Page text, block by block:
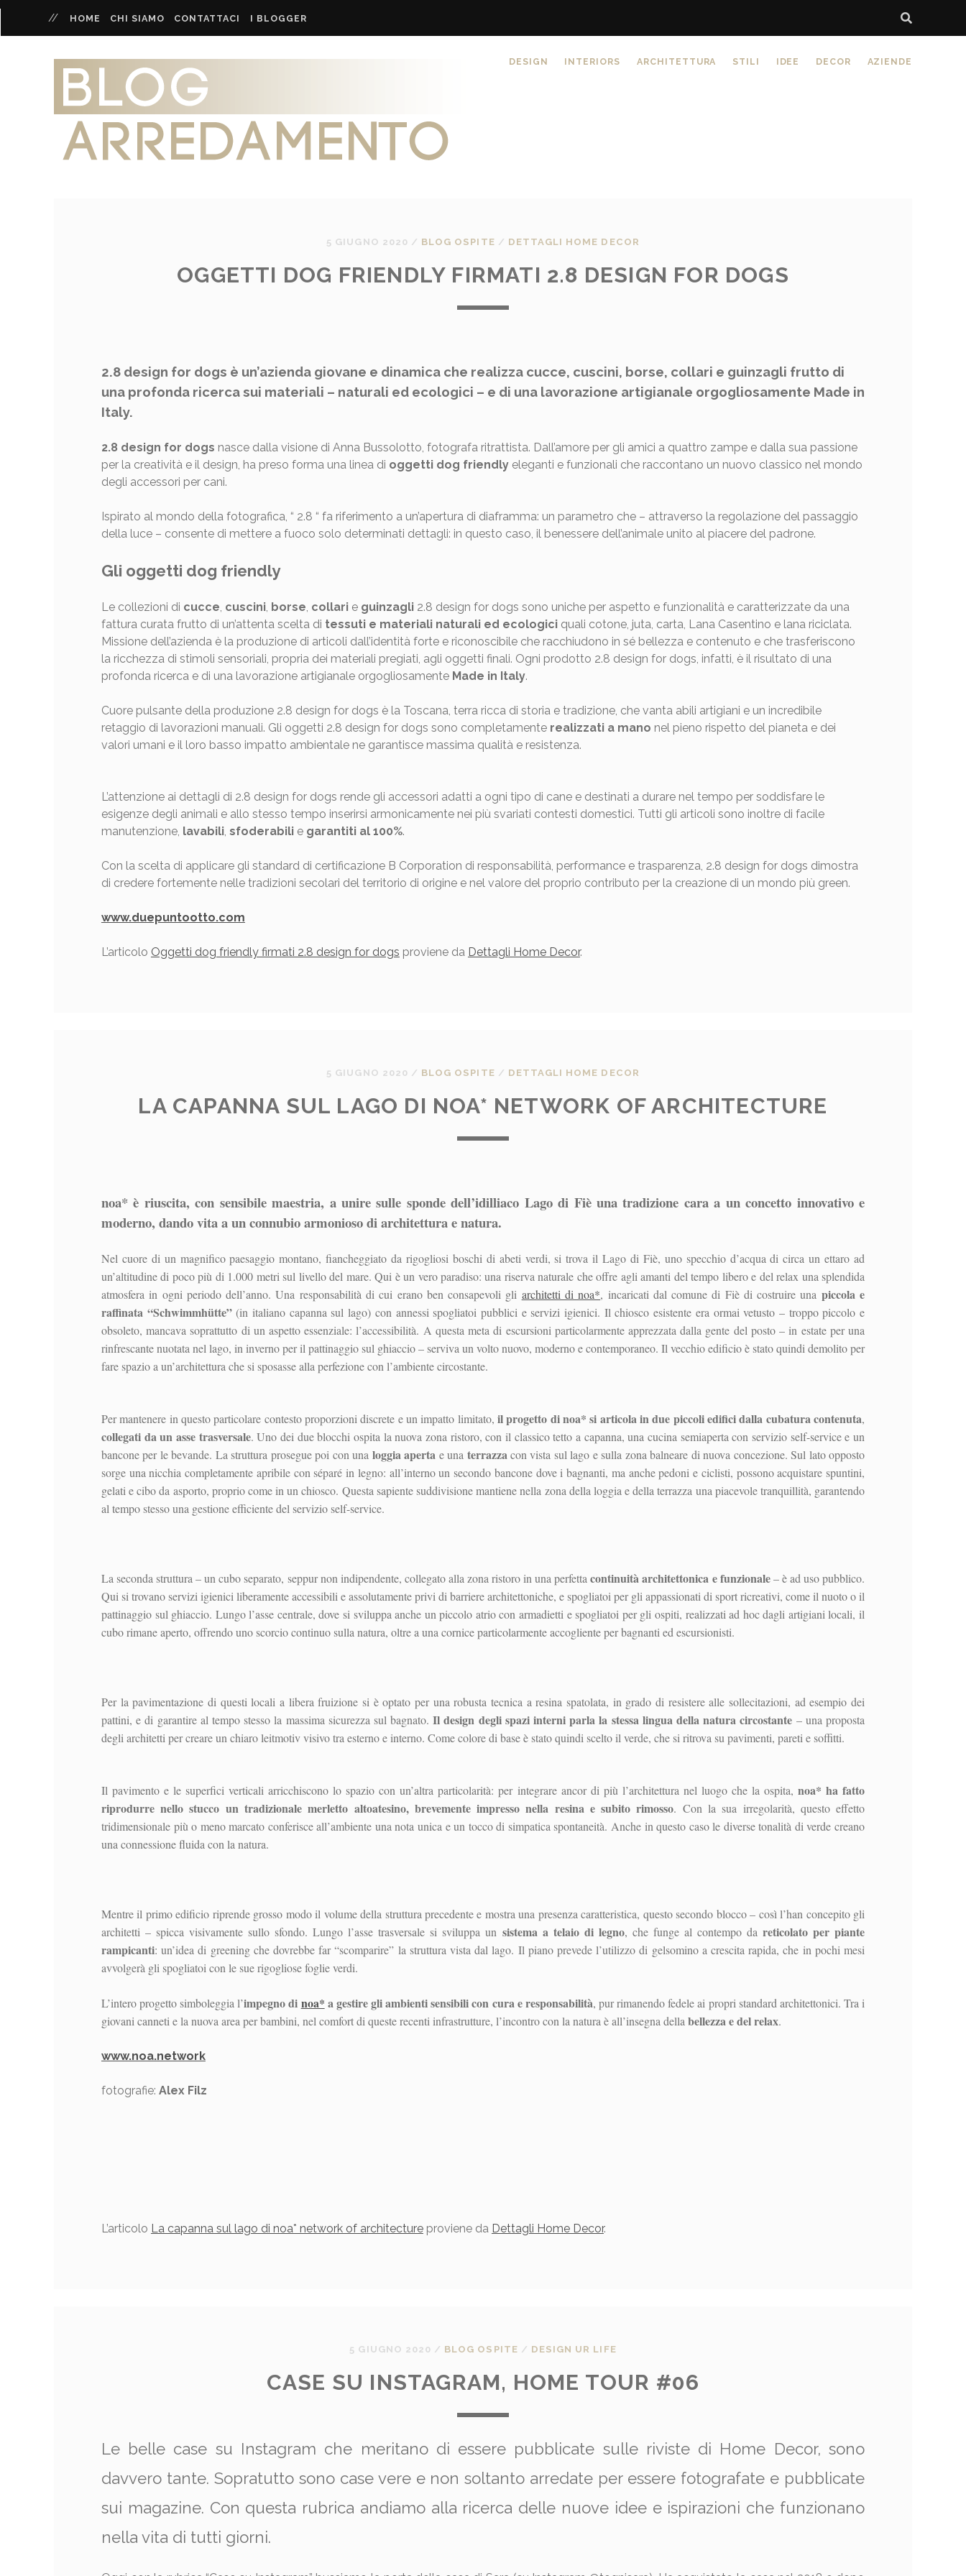
HOME CHI SIAMO CONTATTACI I BLOGGER
DESIGN INTERIORS ARCHITETTURA STILI IDEE DECOR AZIENDE
5 GIUGNO 2020 / BLOG OSPITE / DETTAGLI HOME DECOR
OGGETTI DOG FRIENDLY FIRMATI 2.8 DESIGN FOR DOGS
2.8 design for dogs è un’azienda giovane e dinamica che realizza cucce, cuscini, borse, collari e guinzagli frutto di
una profonda ricerca sui materiali – naturali ed ecologici – e di una lavorazione artigianale orgogliosamente Made in
Italy.
2.8 design for dogs nasce dalla visione di Anna Bussolotto, fotografa ritrattista. Dall’amore per gli amici a quattro zampe e dalla sua passione
per la creatività e il design, ha preso forma una linea di oggetti dog friendlyeleganti e funzionali che raccontano un nuovo classico nel mondo
degli accessori per cani.
Ispirato al mondo della fotografica, “ 2.8 “ fa riferimento a un’apertura di diaframma: un parametro che – attraverso la regolazione del passaggio
della luce – consente di mettere a fuoco solo determinati dettagli: in questo caso, il benessere dell’animale unito al piacere del padrone.
Gli oggetti dog friendly
Le collezioni di cucce cuscini, borse collarie guinzagli2.8 design for dogs sono uniche per aspetto e funzionalità e caratterizzate da una
fattura curata frutto di un’attenta scelta di tessuti e materiali naturali ed ecologiciquali cotone, juta, carta, Lana Casentino e lana riciclata.
Missione dell’azienda è la produzione di articoli dall’identità forte e riconoscibile che racchiudono in sé bellezza e contenuto e che trasferiscono
la ricchezza di stimoli sensoriali, propria dei materiali pregiati, agli oggetti finali. Ogni prodotto 2.8 design for dogs, infatti, è il risultato di una
profonda ricerca e di una lavorazione artigianale orgogliosamente Made in Italy.
Cuore pulsante della produzione 2.8 design for dogs è la Toscana, terra ricca di storia e tradizione, che vanta abili artigiani e un incredibile
retaggio di lavorazioni manuali. Gli oggetti 2.8 design for dogs sono completamente realizzati a mano nel pieno rispetto del pianeta e dei
valori umani e il loro basso impatto ambientale ne garantisce massima qualità e resistenza.
L’attenzione ai dettagli di 2.8 design for dogs rende gli accessori adatti a ogni tipo di cane e destinati a durare nel tempo per soddisfare le
esigenze degli animali e allo stesso tempo inserirsi armonicamente nei più svariati contesti domestici. Tutti gli articoli sono inoltre di facile
manutenzione, lavabili, sfoderabilie garantiti al 100%.
Con la scelta di applicare gli standard di certificazione B Corporation di responsabilità, performance e trasparenza, 2.8 design for dogs dimostra
di credere fortemente nelle tradizioni secolari del territorio di origine e nel valore del proprio contributo per la creazione di un mondo più green.
www.duepuntootto.com
L’articolo Oggetti dog friendly firmati 2.8 design for dogs proviene da Dettagli Home Decor.
5 GIUGNO 2020 / BLOG OSPITE / DETTAGLI HOME DECOR
LA CAPANNA SUL LAGO DI NOA* NETWORK OF ARCHITECTURE
noa* è riuscita, con sensibile maestria, a unire sulle sponde dell’idilliaco Lago di Fiè una tradizione cara a un concetto innovativo e
moderno, dando vita a un connubio armonioso di architettura e natura.
Nel cuore di un magnifico paesaggio montano, fiancheggiato da rigogliosi boschi di abeti verdi, si trova il Lago di Fiè, uno specchio d’acqua di circa un ettaro ad
un’altitudine di poco più di 1.000 metri sul livello del mare. Qui è un vero paradiso: una riserva naturale che offre agli amanti del tempo libero e del relax una splendida
atmosfera in ogni periodo dell’anno. Una responsabilità di cui erano ben consapevoli gli architetti di noa*, incaricati dal comune di Fiè di costruire una piccola e
raffinata “Schwimmhütte”(in italiano capanna sul lago) con annessi spogliatoi pubblici e servizi igienici. Il chiosco esistente era ormai vetusto – troppo piccolo e
obsoleto, mancava soprattutto di un aspetto essenziale: l’accessibilità. A questa meta di escursioni particolarmente apprezzata dalla gente del posto – in estate per una
rinfrescante nuotata nel lago, in inverno per il pattinaggio sul ghiaccio – serviva un volto nuovo, moderno e contemporaneo. Il vecchio edificio è stato quindi demolito per
fare spazio a un’architettura che si sposasse alla perfezione con l’ambiente circostante.
Per mantenere in questo particolare contesto proporzioni discrete e un impatto limitato, il progetto di noa* si articola in due piccoli edifici dalla cubatura contenuta,
collegati da un asse trasversale. Uno dei due blocchi ospita la nuova zona ristoro, con il classico tetto a capanna, una cucina semiaperta con servizio self-service e un
bancone per le bevande. La struttura prosegue poi con una loggia aperta e una terrazza con vista sul lago e sulla zona balneare di nuova concezione. Sul lato opposto
sorge una nicchia completamente apribile con séparé in legno: all’interno un secondo bancone dove i bagnanti, ma anche pedoni e ciclisti, possono acquistare spuntini,
gelati e cibo da asporto, proprio come in un chiosco. Questa sapiente suddivisione mantiene nella zona della loggia e della terrazza una piacevole tranquillità, garantendo
al tempo stesso una gestione efficiente del servizio self-service.
La seconda struttura – un cubo separato, seppur non indipendente, collegato alla zona ristoro in una perfettacontinuità architettonica e funzionale– è ad uso pubblico.
Qui si trovano servizi igienici liberamente accessibili e assolutamente privi di barriere architettoniche, e spogliatoi per gli appassionati di sport ricreativi, come il nuoto o il
pattinaggio sul ghiaccio. Lungo l’asse centrale, dove si sviluppa anche un piccolo atrio con armadietti e spogliatoi per gli ospiti, realizzati ad hoc dagli artigiani locali, il
cubo rimane aperto, offrendo uno scorcio continuo sulla natura, oltre a una cornice particolarmente accogliente per bagnanti ed escursionisti.
Per la pavimentazione di questi locali a libera fruizione si è optato per una robusta tecnica a resina spatolata, in grado di resistere alle sollecitazioni, ad esempio dei
pattini, e di garantire al tempo stesso la massima sicurezza sul bagnato.Il design degli spazi interni parla la stessa lingua della natura circostante – una proposta
degli architetti per creare un chiaro leitmotiv visivo tra esterno e interno. Come colore di base è stato quindi scelto il verde, che si ritrova su pavimenti, pareti e soffitti.
Il pavimento e le superfici verticali arricchiscono lo spazio con un’altra particolarità: per integrare ancor di più l’architettura nel luogo che la ospita, noa* ha fatto
riprodurre nello stucco un tradizionale merletto altoatesino, brevemente impresso nella resina e subito rimosso. Con la sua irregolarità, questo effetto
tridimensionale più o meno marcato conferisce all’ambiente una nota unica e un tocco di simpatica spontaneità. Anche in questo caso le diverse tonalità di verde creano
una connessione fluida con la natura.
Mentre il primo edificio riprende grosso modo il volume della struttura precedente e mostra una presenza caratteristica, questo secondo blocco – così l’han concepito gli
architetti – spicca visivamente sullo sfondo. Lungo l’asse trasversale si sviluppa un sistema a telaio di legno, che funge al contempo da reticolato per piante
rampicanti: un’idea di greening che dovrebbe far “scomparire” la struttura vista dal lago. Il piano prevede l’utilizzo di gelsomino a crescita rapida, che in pochi mesi
avvolgerà gli spogliatoi con le sue rigogliose foglie verdi.
L’intero progetto simboleggia l’impegno di noa* a gestire gli ambienti sensibili con cura e responsabilità, pur rimanendo fedele ai propri standard architettonici. Tra i
giovani canneti e la nuova area per bambini, nel comfort di queste recenti infrastrutture, l’incontro con la natura è all’insegna della bellezza e del relax.
www.noa.network
fotografie: Alex Filz
L’articolo La capanna sul lago di noa* network of architectureproviene da Dettagli Home Decor.
5 GIUGNO 2020 / BLOG OSPITE / DESIGN UR LIFE
CASE SU INSTAGRAM, HOME TOUR #06
Le belle case su Instagram che meritano di essere pubblicate sulle riviste di Home Decor, sono
davvero tante. Sopratutto sono case vere e non soltanto arredate per essere fotografate e pubblicate
sui magazine. Con questa rubrica andiamo alla ricerca delle nuove idee e ispirazioni che funzionano
nella vita di tutti giorni.